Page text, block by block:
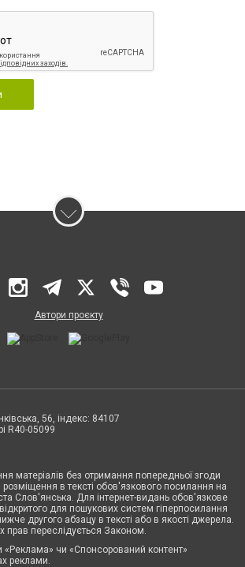
Автори проєкту
56, індекс: 84107
R40-05099
матеріалів без отримання попередньої згоди
в тексті обов'язкового посилання на
Слов'янська. Для інтернет-видань обов'язкове
для пошукових систем гіперпосилання
другого абзацу в тексті або в якості джерела.
прав переслідується Законом.
«Реклама» чи «Спонсорований контент»
реклами.